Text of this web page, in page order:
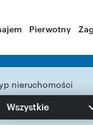
Pierwotny
nieruchomości
Wszystkie